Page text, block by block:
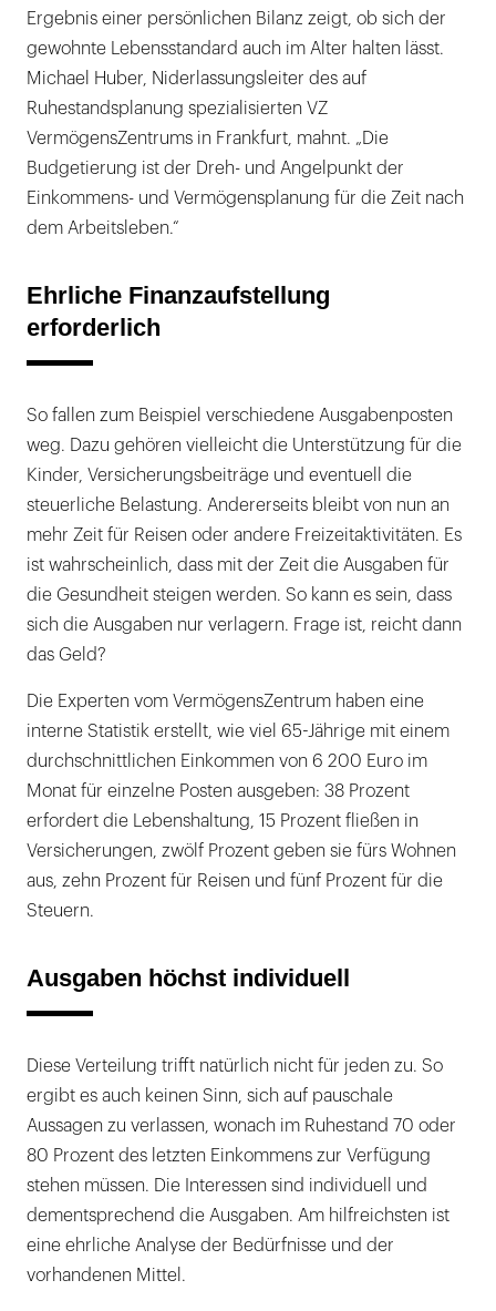
Ergebnis einer persönlichen Bilanz zeigt, ob sich der
gewohnte Lebensstandard auch im Alter halten lässt.
Michael Huber, Niderlassungsleiter des auf
Ruhestandsplanung spezialisierten VZ
VermögensZentrums in Frankfurt, mahnt. „Die
Budgetierung ist der Dreh- und Angelpunkt der
Einkommens- und Vermögensplanung für die Zeit nach
dem Arbeitsleben.“
Ehrliche Finanzaufstellung
erforderlich
So fallen zum Beispiel verschiedene Ausgabenposten
weg. Dazu gehören vielleicht die Unterstützung für die
Kinder, Versicherungsbeiträge und eventuell die
steuerliche Belastung. Andererseits bleibt von nun an
mehr Zeit für Reisen oder andere Freizeitaktivitäten. Es
ist wahrscheinlich, dass mit der Zeit die Ausgaben für
die Gesundheit steigen werden. So kann es sein, dass
sich die Ausgaben nur verlagern. Frage ist, reicht dann
das Geld?
Die Experten vom VermögensZentrum haben eine
interne Statistik erstellt, wie viel 65-Jährige mit einem
durchschnittlichen Einkommen von 6 200 Euro im
Monat für einzelne Posten ausgeben: 38 Prozent
erfordert die Lebenshaltung, 15 Prozent fließen in
Versicherungen, zwölf Prozent geben sie fürs Wohnen
aus, zehn Prozent für Reisen und fünf Prozent für die
Steuern.
Ausgaben höchst individuell
Diese Verteilung trifft natürlich nicht für jeden zu. So
ergibt es auch keinen Sinn, sich auf pauschale
Aussagen zu verlassen, wonach im Ruhestand 70 oder
80 Prozent des letzten Einkommens zur Verfügung
stehen müssen. Die Interessen sind individuell und
dementsprechend die Ausgaben. Am hilfreichsten ist
eine ehrliche Analyse der Bedürfnisse und der
vorhandenen Mittel.